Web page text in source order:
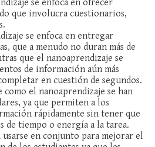
se enfoca en ofrecer
que involucra cuestionarios,
se enfoca en entregar
que a menudo no duran más de
que el nanoaprendizaje se
de información aún más
en cuestión de segundos.
el nanoaprendizaje se han
ya que permiten a los
rápidamente sin tener que
de tiempo o energía a la tarea.
usarse en conjunto para mejorar el